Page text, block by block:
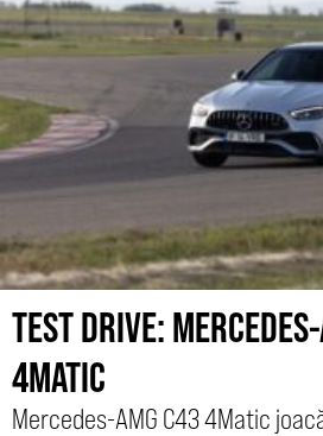
TEST DRIVE:
4MATIC
Mercedes-AMG C43 4Matic